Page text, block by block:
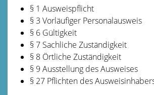
§ 1 Ausweispflicht
§ 3 Vorläufiger Personalausweis
§ 6 Gültigkeit
§ 7 Sachliche Zuständigkeit
§ 8 Örtliche Zuständigkeit
§ 9 Ausstellung des Ausweises
§ 27 Pflichten des